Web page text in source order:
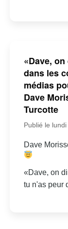
«Dave,
dans les
médias
Dave
Turcotte
Publié le
Dave
«Dave, on
tu n'as peur